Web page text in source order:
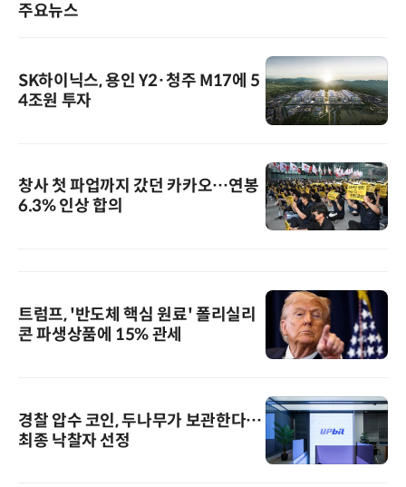
주요뉴스
SK하이닉스, 용인 Y2·청주 M17에 5
4조원 투자
창사 첫 파업까지 갔던 카카오…연봉
6.3% 인상 합의
트럼프, '반도체 핵심 원료' 폴리실리
콘 파생상품에 15% 관세
경찰 압수 코인, 두나무가 보관한다…
최종 낙찰자 선정